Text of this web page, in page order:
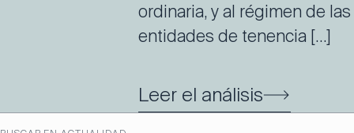
ordinaria, y al régimen de las
entidades de tenencia […]
Leer el análisis